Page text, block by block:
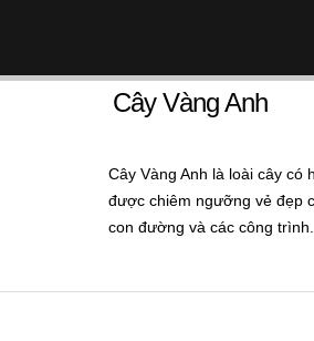
Cây Vàng Anh
Cây Vàng Anh là loài cây
được chiêm ngưỡng vẻ đẹp
con đường và các công trình.